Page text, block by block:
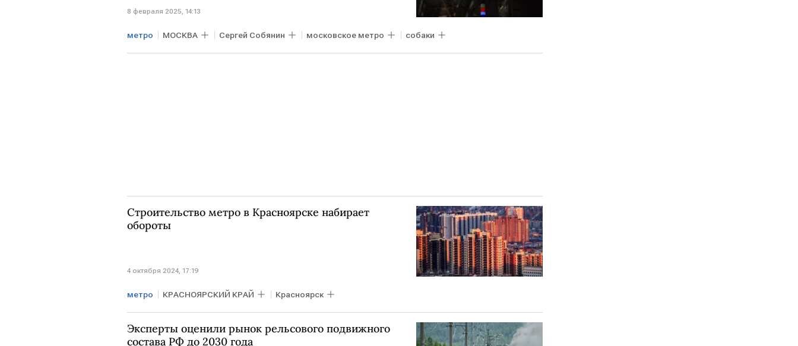
8 февраля 2025, 14:13
метро МОСКВА Сергей Собянин московское метро собаки
Строительство метро в Красноярске набирает
обороты
4 октября 2024, 17:19
метро КРАСНОЯРСКИЙ КРАЙ Красноярск
Эксперты оценили рынок рельсового подвижного
состава РФ до 2030 года